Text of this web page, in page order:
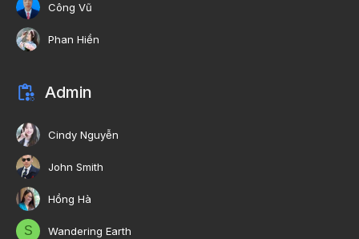
Công Vũ
Phan Hiền
Admin
Cindy Nguyễn
John Smith
Hồng Hà
S Wandering Earth